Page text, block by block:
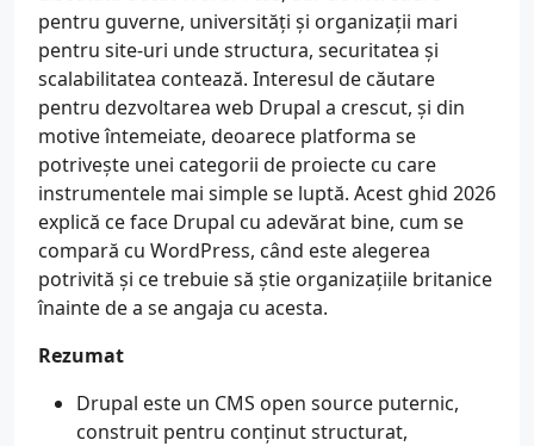
pentru guverne, universități și organizații mari
pentru site-uri unde structura, securitatea și
scalabilitatea contează. Interesul de căutare
pentru dezvoltarea web Drupal a crescut, și din
motive întemeiate, deoarece platforma se
potrivește unei categorii de proiecte cu care
instrumentele mai simple se luptă. Acest ghid 2026
explică ce face Drupal cu adevărat bine, cum se
compară cu WordPress, când este alegerea
potrivită și ce trebuie să știe organizațiile britanice
înainte de a se angaja cu acesta.
Rezumat
Drupal este un CMS open source puternic,
construit pentru conținut structurat,